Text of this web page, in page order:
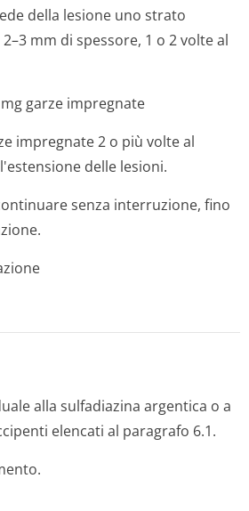
della lesione uno strato
mm di spessore, 1 o 2 volte al
mg garze impregnate
impregnate 2 o più volte al
delle lesioni.
senza interruzione, fino
alla sulfadiazina argentica o a
elencati al paragrafo 6.1.